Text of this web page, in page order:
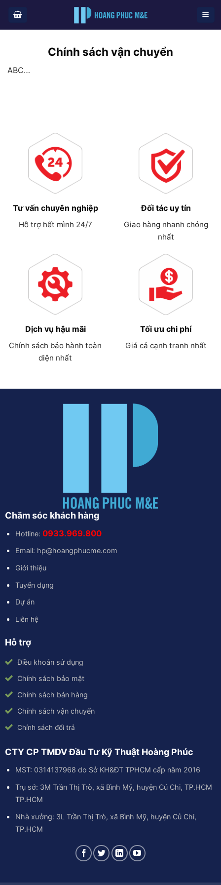
content
Chính sách vận chuyển
ABC…
Tư vấn chuyên nghiệp
Hỗ trợ hết mình 24/7
Đối tác uy tín
Giao hàng nhanh chóng
nhất
Dịch vụ hậu mãi
Chính sách bảo hành toàn
diện nhất
Tối ưu chi phí
Giá cả cạnh tranh nhất
Chăm sóc khách hàng
Hotline: 0933.969.800
Email: hp@hoangphucme.com
Giới thiệu
Tuyển dụng
Dự án
Liên hệ
Hỗ trợ
Điều khoản sử dụng
Chính sách bảo mật
Chính sách bán hàng
Chính sách vận chuyển
Chính sách đổi trả
CTY CP TMDV Đầu Tư Kỹ Thuật Hoàng Phúc
MST: 0314137968 do Sở KH&ĐT TPHCM cấp năm 2016
Trụ sở: 3M Trần Thị Trò, xã Bình Mỹ, huyện Củ Chi, TP.HCM
TP.HCM
Nhà xưởng: 3L Trần Thị Trò, xã Bình Mỹ, huyện Củ Chi,
TP.HCM